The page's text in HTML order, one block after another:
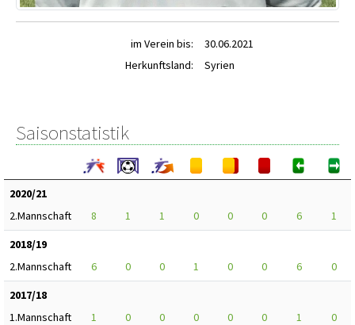
im Verein bis:
30.06.2021
Herkunftsland:
Syrien
Saisonstatistik
2020/21
2.Mannschaft
8 1 1 0 0 0 6
1
2018/19
2.Mannschaft
6 0 0 1 0 0 6
0
2017/18
1.Mannschaft
1 0 0 0 0 0 1
0